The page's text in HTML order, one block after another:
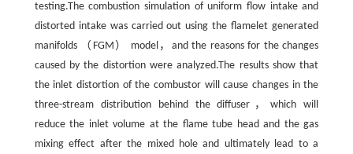
testing.The combustion simulation of uniform flow intake and
distorted intake was carried out using the flamelet generated
manifolds （FGM） model，and the reasons for the changes
caused by the distortion were analyzed.The results show that
the inlet distortion of the combustor will cause changes in the
three-stream distribution behind the diffuser，which will
reduce the inlet volume at the flame tube head and the gas
mixing effect after the mixed hole and ultimately lead to a